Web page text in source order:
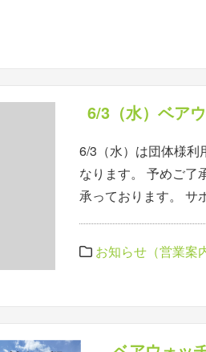
6/3（水）ベア
6/3（水）は団体様利
なります。 予めご了
承っております。
お知らせ（営業案